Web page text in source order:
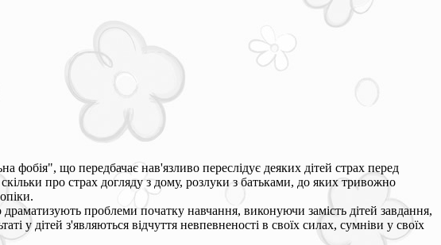
фобія", що передбачає нав'язливо переслідує деяких дітей страх перед
про страх догляду з дому, розлуки з батьками, до яких тривожно
проблеми початку навчання, виконуючи замість дітей завдання,
у дітей з'являються відчуття невпевненості в своїх силах, сумніви у своїх